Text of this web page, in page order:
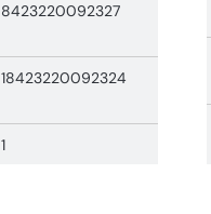
8423220092327
18423220092324
1